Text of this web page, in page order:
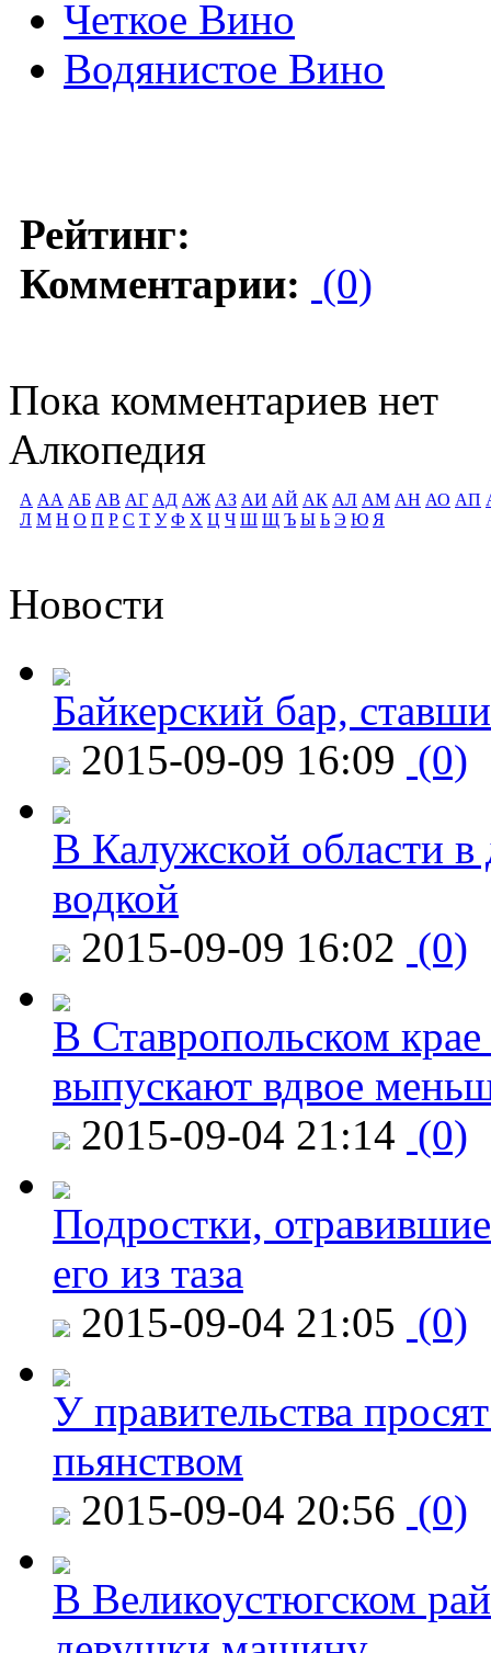
Четкое Вино
Водянистое Вино
Рейтинг:
Комментарии: (0)
Пока комментариев нет
Алкопедия
А АА АБ АВ АГ АД АЖ АЗ АИ АЙ АК АЛ АМ АН АО АП
Л М Н О П Р С Т У Ф Х Ц Ч Ш Щ Ъ Ы Ь Э Ю Я
Новости
Байкерский бар,
2015-09-09 16:09 (0)
В Калужской области в
водкой
2015-09-09 16:02 (0)
В Ставропольском
выпускают вдвое
2015-09-04 21:14 (0)
Подростки,
его из таза
2015-09-04 21:05 (0)
У правительства
пьянством
2015-09-04 20:56 (0)
В Великоустюгском